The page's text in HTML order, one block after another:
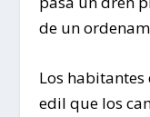
de un
Los
edil que los